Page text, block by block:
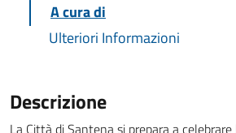
A cura di
Ulteriori Informazioni
Descrizione
La Città di Santena si prepara a